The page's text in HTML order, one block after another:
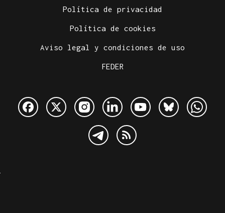
Política de privacidad
Política de cookies
Aviso legal y condiciones de uso
FEDER